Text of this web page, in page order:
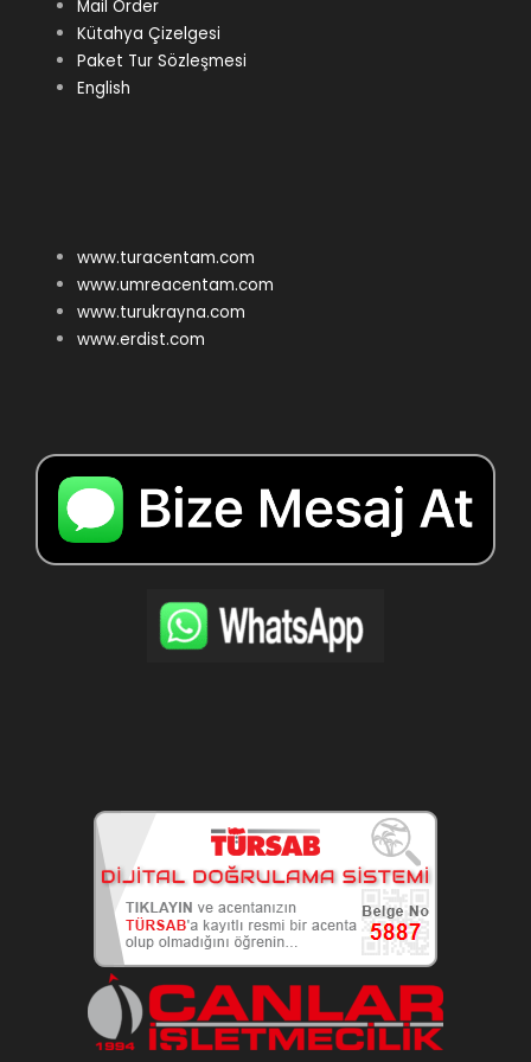
Mail Order
Kütahya Çizelgesi
Paket Tur Sözleşmesi
English
www.turacentam.com
www.umreacentam.com
www.turukrayna.com
www.erdist.com